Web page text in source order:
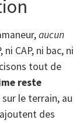
aucun
ni CAP, ni bac, ni
tout de
reste
le terrain, au
des